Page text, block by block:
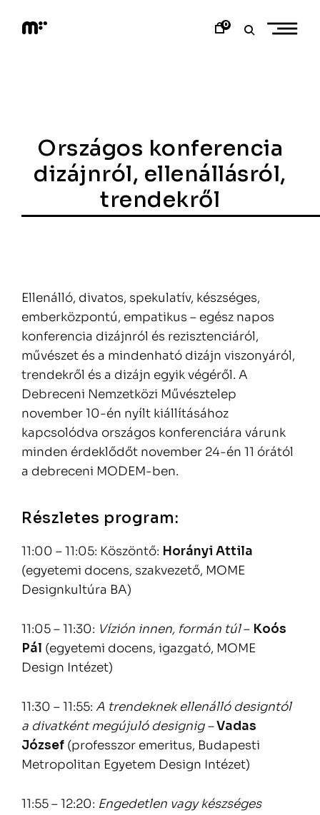
content
0
Országos konferencia
dizájnról, ellenállásról,
trendekről
Ellenálló, divatos, spekulatív, készséges,
emberközpontú, empatikus – egész napos
konferencia dizájnról és rezisztenciáról,
művészet és a mindenható dizájn viszonyáról,
trendekről és a dizájn egyik végéről. A
Debreceni Nemzetközi Művésztelep
november 10-én nyílt kiállításához
kapcsolódva országos konferenciára várunk
minden érdeklődőt november 24-én 11 órától
a debreceni MODEM-ben.
Részletes program:
11:00 – 11:05: Köszöntő: Horányi Attila
(egyetemi docens, szakvezető, MOME
Designkultúra BA)
11:05 – 11:30: Vízión innen, formán túl– Koós
Pál (egyetemi docens, igazgató, MOME
Design Intézet)
11:30 – 11:55: A trendeknek ellenálló designtól
a divatként megújuló designig –Vadas
József (professzor emeritus, Budapesti
Metropolitan Egyetem Design Intézet)
11:55 – 12:20: Engedetlen vagy készséges